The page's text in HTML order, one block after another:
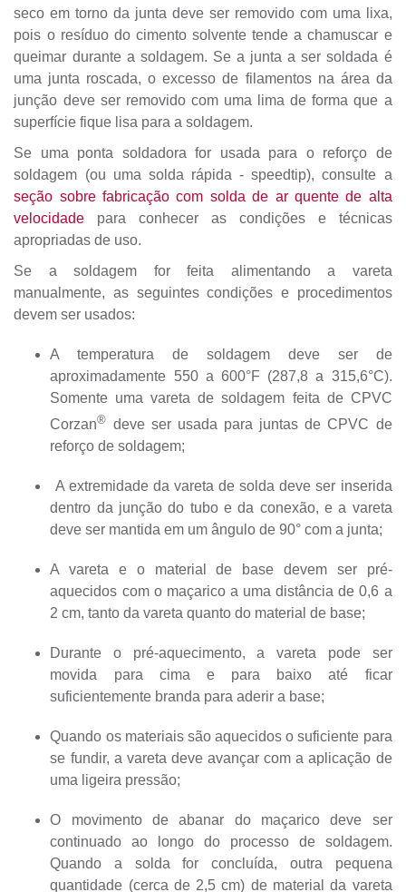
seco em torno da junta deve ser removido com uma lixa,
pois o resíduo do cimento solvente tende a chamuscar e
queimar durante a soldagem. Se a junta a ser soldada é
uma junta roscada, o excesso de filamentos na área da
junção deve ser removido com uma lima de forma que a
superfície fique lisa para a soldagem.
Se uma ponta soldadora for usada para o reforço de
soldagem (ou uma solda rápida - speedtip), consulte a
seção sobre fabricação com solda de ar quente de alta
velocidade para conhecer as condições e técnicas
apropriadas de uso.
Se a soldagem for feita alimentando a vareta
manualmente, as seguintes condições e procedimentos
devem ser usados:
A temperatura de soldagem deve ser de
aproximadamente 550 a 600°F (287,8 a 315,6°C).
Somente uma vareta de soldagem feita de CPVC
Corzan® deve ser usada para juntas de CPVC de
reforço de soldagem;
A extremidade da vareta de solda deve ser inserida
dentro da junção do tubo e da conexão, e a vareta
deve ser mantida em um ângulo de 90° com a junta;
A vareta e o material de base devem ser pré-
aquecidos com o maçarico a uma distância de 0,6 a
2 cm, tanto da vareta quanto do material de base;
Durante o pré-aquecimento, a vareta pode ser
movida para cima e para baixo até ficar
suficientemente branda para aderir a base;
Quando os materiais são aquecidos o suficiente para
se fundir, a vareta deve avançar com a aplicação de
uma ligeira pressão;
O movimento de abanar do maçarico deve ser
continuado ao longo do processo de soldagem.
Quando a solda for concluída, outra pequena
quantidade (cerca de 2,5 cm) de material da vareta